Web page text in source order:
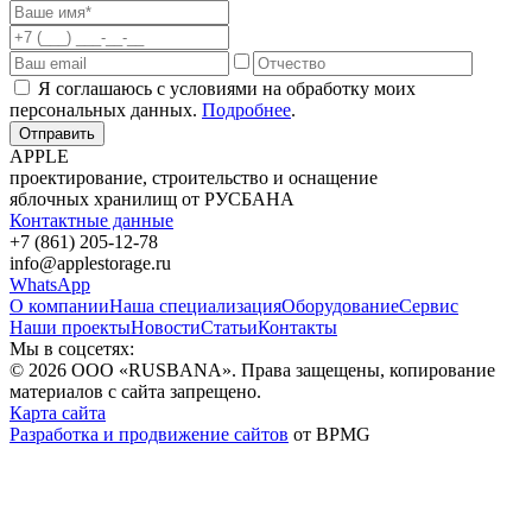
Я соглашаюсь с условиями на обработку моих
персональных данных. Подробнее.
Отправить
APPLE
проектирование, строительство и оснащение
яблочных хранилищ от РУСБАНА
Контактные данные
+7 (861) 205-12-78
info@applestorage.ru
WhatsApp
О компанииНаша специализацияОборудованиеСервис
Наши проектыНовостиСтатьиКонтакты
Мы в соцсетях:
© 2026 ООО «RUSBANA». Права защещены, копирование
материалов с сайта запрещено.
Карта сайта
Разработка и продвижение сайтов от BPMG